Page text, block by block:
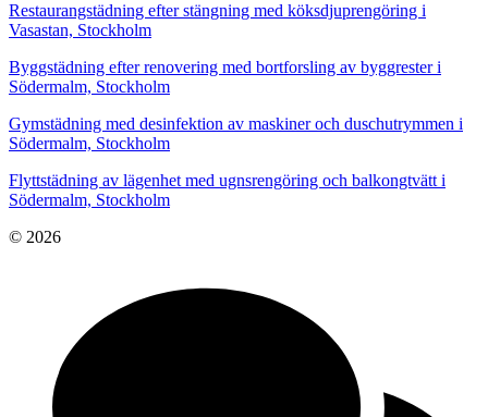
Restaurangstädning efter stängning med köksdjuprengöring i
Vasastan, Stockholm
Byggstädning efter renovering med bortforsling av byggrester i
Södermalm, Stockholm
Gymstädning med desinfektion av maskiner och duschutrymmen i
Södermalm, Stockholm
Flyttstädning av lägenhet med ugnsrengöring och balkongtvätt i
Södermalm, Stockholm
© 2026